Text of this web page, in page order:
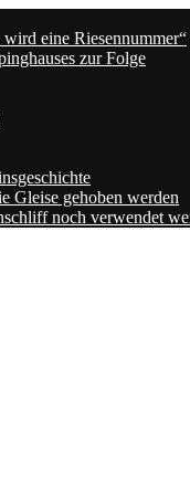
eine Riesennummer“
zur Folge
Gleise gehoben werden
noch verwendet